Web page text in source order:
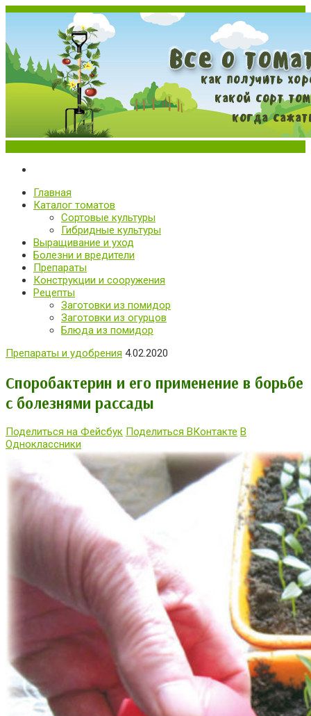
Все о томатах. Выращивание томатов. Сорта и рассада.
Выращивание и уход за томатами
Главная
Каталог томатов
Сортовые культуры
Гибридные культуры
Выращивание и уход
Болезни и вредители
Препараты
Конструкции и сооружения
Рецепты
Заготовки из помидор
Заготовки из огурцов
Блюда из помидор
Препараты и удобрения 4.02.2020
Споробактерин и его применение в борьбе
с болезнями рассады
Поделиться на Фейсбук Поделиться ВКонтакте В
Одноклассники